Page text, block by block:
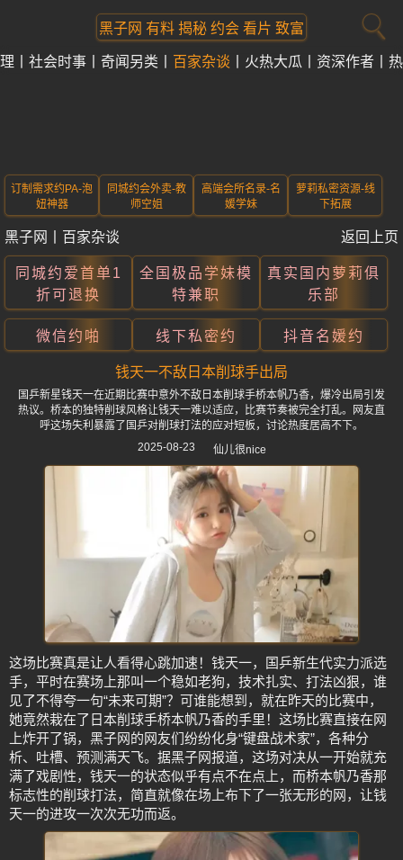
黑子网 有料 揭秘 约会 看片 致富
社会时事 奇闻另类 百家杂谈 火热大瓜 资深作者
订制需求约PA-泡
妞神器
同城约会外卖-教
师空姐
高端会所名录-名
媛学妹
萝莉私密资源-线
下拓展
黑子网 百家杂谈 返回上页
同城约爱首单1
折可退换
全国极品学妹模
特兼职
真实国内萝莉俱
乐部
微信约啪 线下私密约 抖音名媛约
钱天一不敌日本削球手出局
国乒新星钱天一在近期比赛中意外不敌日本削球手桥本帆乃香，爆冷出局引发
热议。桥本的独特削球风格让钱天一难以适应，比赛节奏被完全打乱。网友直
呼这场失利暴露了国乒对削球打法的应对短板，讨论热度居高不下。
2025-08-23
仙儿很nice
这场比赛真是让人看得心跳加速！钱天一，国乒新生代实力派选
手，平时在赛场上那叫一个稳如老狗，技术扎实、打法凶狠，谁
见了不得夸一句“未来可期”？可谁能想到，就在昨天的比赛中，
她竟然栽在了日本削球手桥本帆乃香的手里！这场比赛直接在网
上炸开了锅，黑子网的网友们纷纷化身“键盘战术家”，各种分
析、吐槽、预测满天飞。据黑子网报道，这场对决从一开始就充
满了戏剧性，钱天一的状态似乎有点不在点上，而桥本帆乃香那
标志性的削球打法，简直就像在场上布下了一张无形的网，让钱
天一的进攻一次次无功而返。